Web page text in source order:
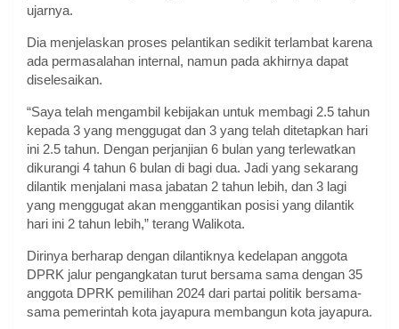
ujarnya.
Dia menjelaskan proses pelantikan sedikit terlambat karena
ada permasalahan internal, namun pada akhirnya dapat
diselesaikan.
“Saya telah mengambil kebijakan untuk membagi 2.5 tahun
kepada 3 yang menggugat dan 3 yang telah ditetapkan hari
ini 2.5 tahun. Dengan perjanjian 6 bulan yang terlewatkan
dikurangi 4 tahun 6 bulan di bagi dua. Jadi yang sekarang
dilantik menjalani masa jabatan 2 tahun lebih, dan 3 lagi
yang menggugat akan menggantikan posisi yang dilantik
hari ini 2 tahun lebih,” terang Walikota.
Dirinya berharap dengan dilantiknya kedelapan anggota
DPRK jalur pengangkatan turut bersama sama dengan 35
anggota DPRK pemilihan 2024 dari partai politik bersama-
sama pemerintah kota jayapura membangun kota jayapura.